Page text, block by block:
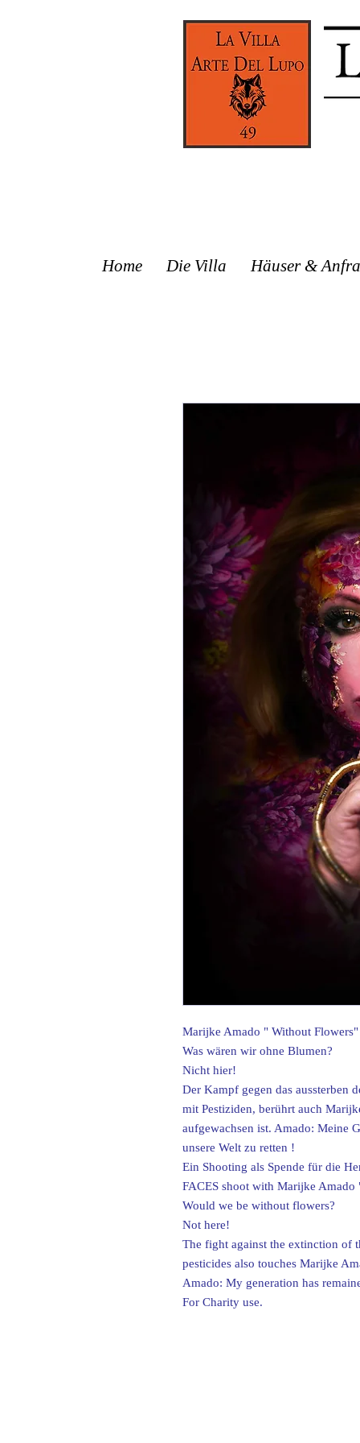
Home Die Villa Häuser &
Marijke Amado " Without Flowers"
Was wären wir ohne Blumen?
Nicht hier!
Der Kampf gegen das aussterben
mit Pestiziden, berührt auch
aufgewachsen ist. Amado: Meine
unsere Welt zu retten !
Ein Shooting als Spende für die
FACES shoot with Marijke
Would we be without flowers?
Not here!
The fight against the extinction of
pesticides also touches Marijke
Amado: My generation has
For Charity use.